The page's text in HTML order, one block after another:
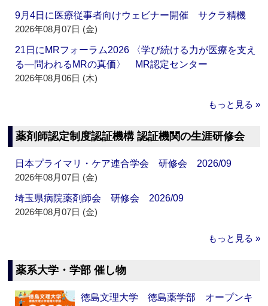
9月4日に医療従事者向けウェビナー開催 サクラ精機
2026年08月07日 (金)
21日にMRフォーラム2026 〈学び続ける力が医療を支え
る―問われるMRの真価〉 MR認定センター
2026年08月06日 (木)
もっと見る »
薬剤師認定制度認証機構 認証機関の生涯研修会
日本プライマリ・ケア連合学会 研修会 2026/09
2026年08月07日 (金)
埼玉県病院薬剤師会 研修会 2026/09
2026年08月07日 (金)
もっと見る »
薬系大学・学部 催し物
徳島文理大学 徳島薬学部 オープンキ